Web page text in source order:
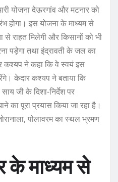
योजना देऊरगांव और मटनार को
होगा। इस योजना के माध्यम से
से राहत मिलेगी और किसानों को भी
पड़ेगा तथा इंद्रावती के जल का
कश्यप ने कहा कि वे स्वयं इस
केदार कश्यप ने बताया कि
जी के दिशा-निर्देश पर
का पूरा प्रयास किया जा रहा है।
पोलावरम का स्थल भ्रमण
के माध्यम से